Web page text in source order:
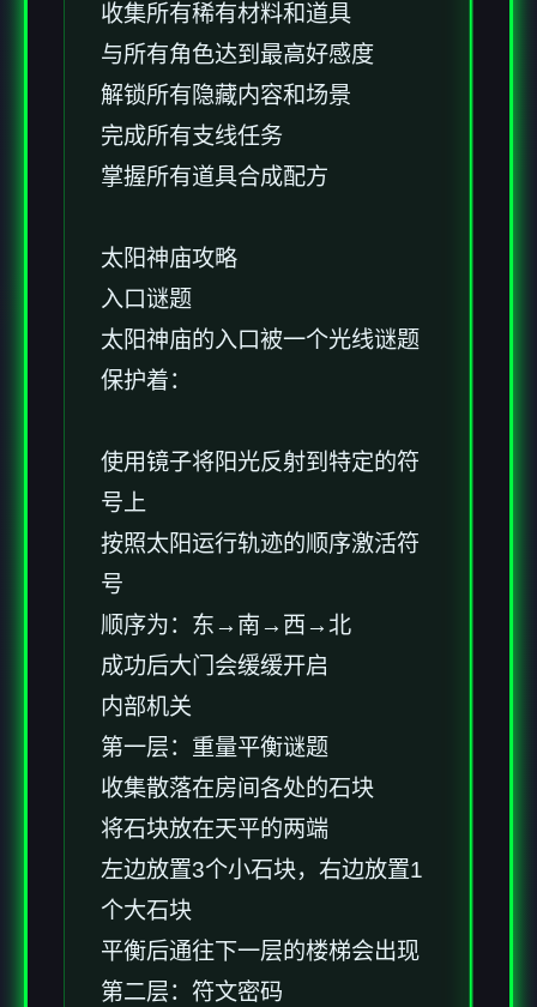
收集所有稀有材料和道具
与所有角色达到最高好感度
解锁所有隐藏内容和场景
完成所有支线任务
掌握所有道具合成配方
太阳神庙攻略
入口谜题
太阳神庙的入口被一个光线谜题
保护着：
使用镜子将阳光反射到特定的符
号上
按照太阳运行轨迹的顺序激活符
号
顺序为：东→南→西→北
成功后大门会缓缓开启
内部机关
第一层：重量平衡谜题
收集散落在房间各处的石块
将石块放在天平的两端
左边放置3个小石块，右边放置1
个大石块
平衡后通往下一层的楼梯会出现
第二层：符文密码